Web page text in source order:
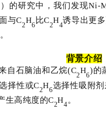
） 的研究中，我们发现Ni-
与C2H6比C2H4诱导出更
背景介绍
自石脑油和乙烷(C2H6)的
择性或C2H6选择性吸附
生高纯度的C2H4。